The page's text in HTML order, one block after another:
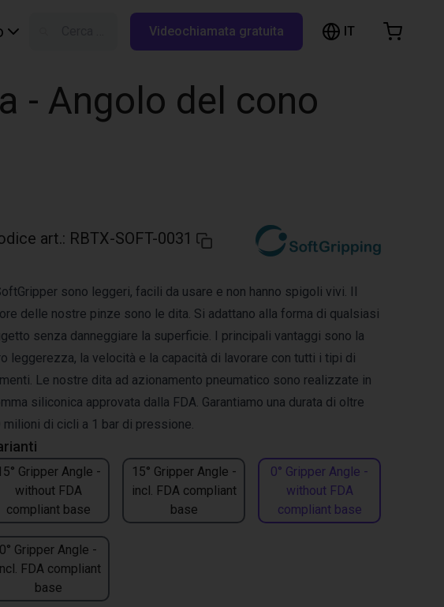
Videochiamata gratuita IT
- Angolo del cono
art.: RBTX-SOFT-0031
Gripper Angle -
without FDA
compliant base
15° Gripper Angle -
incl. FDA compliant
base
0° Gripper Angle -
without FDA
compliant base
0° Gripper Angle -
FDA compliant
base
sono leggeri, facili da usare e non hanno spigoli vivi. Il
delle nostre pinze sono le dita. Si adattano alla forma di qualsiasi
senza danneggiare la superficie. I principali vantaggi sono la
leggerezza, la velocità e la capacità di lavorare con tutti i tipi di
Le nostre dita ad azionamento pneumatico sono realizzate in
siliconica approvata dalla FDA. Garantiamo una durata di oltre
milioni di cicli a 1 bar di pressione.
Shopping Cart
Browse the shop